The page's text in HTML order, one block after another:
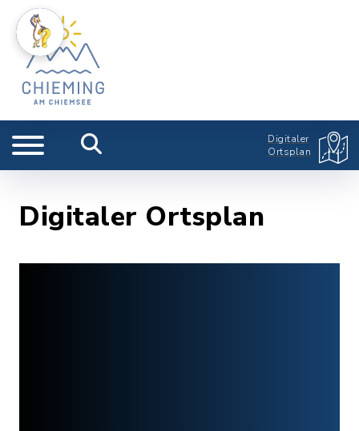
Digitaler
Ortsplan
Digitaler Ortsplan